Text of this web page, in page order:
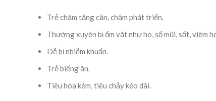
Trẻ chậm tăng cân, chậm phát triển.
Thường xuyên bị ốm vặt như ho, sổ mũi, sốt, viêm
Dễ bị nhiễm khuẩn.
Trẻ biếng ăn.
Tiêu hóa kém, tiêu chảy kéo dài.